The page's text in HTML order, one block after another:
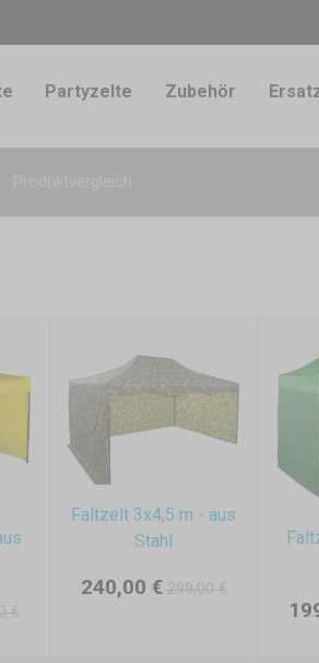
Partyzelte Zubehör
€
Faltzelt 3x4,5 m - aus
Stahl
240,00 € 299,00 €